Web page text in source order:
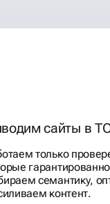
сайты в
только
семантику,
контент.